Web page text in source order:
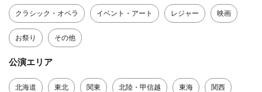
クラシック・オペラ イベント・アート レジャー 映画
お祭り その他
公演エリア
北海道 東北 関東 北陸・甲信越 東海 関西